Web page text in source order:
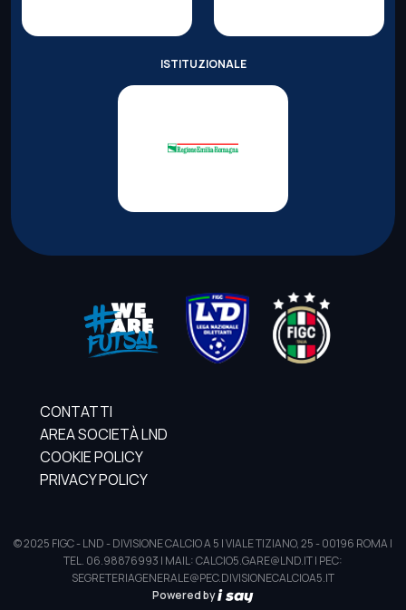
ISTITUZIONALE
CONTATTI
AREA SOCIETÀ LND
COOKIE POLICY
PRIVACY POLICY
© 2025 FIGC - LND - DIVISIONE CALCIO A 5 | VIALE TIZIANO, 25 - 00196 ROMA |
TEL. 06.98876993 | MAIL: CALCIO5.GARE@LND.IT | PEC:
SEGRETERIAGENERALE@PEC.DIVISIONECALCIOA5.IT
Powered by